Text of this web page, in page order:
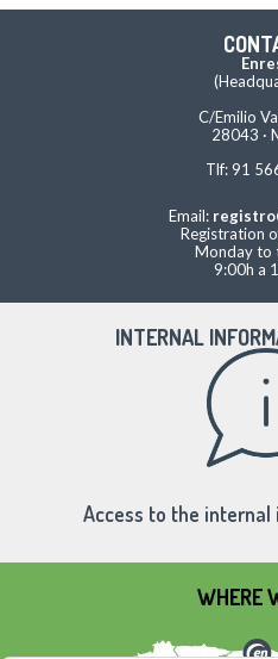
C/Emilio
28043 ·
Tlf: 91
Email:
Registration
Monday to
9:00h a
INTERNAL
Access to the
WHERE